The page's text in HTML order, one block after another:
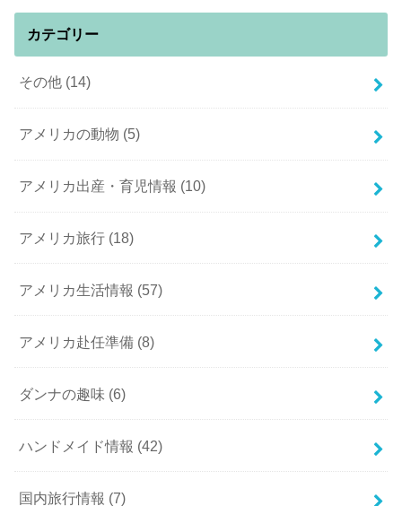
カテゴリー
その他 (14)
アメリカの動物 (5)
アメリカ出産・育児情報 (10)
アメリカ旅行 (18)
アメリカ生活情報 (57)
アメリカ赴任準備 (8)
ダンナの趣味 (6)
ハンドメイド情報 (42)
国内旅行情報 (7)